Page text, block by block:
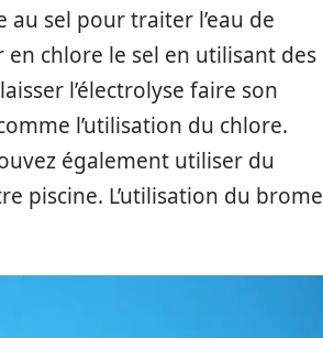
au sel pour traiter l’eau de
chlore le sel en utilisant des
l’électrolyse faire son
l’utilisation du chlore.
également utiliser du
piscine. L’utilisation du brome